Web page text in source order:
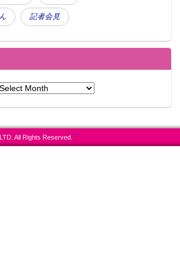
記者会見
All Rights Reserved.